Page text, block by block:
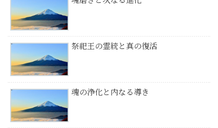
祭祀王の霊統と真の復活
魂の浄化と内なる導き